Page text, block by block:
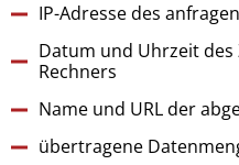
IP-Adresse des
Datum und Uhrzeit
Rechners
Name und URL der
übertragene